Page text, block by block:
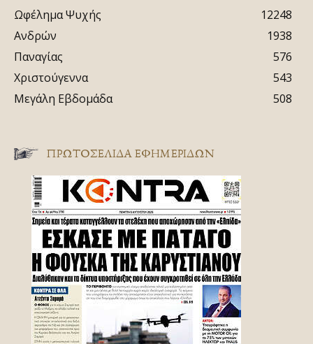
Ωφέλημα Ψυχής
12248
Ανδρών
1938
Παναγίας
576
Χριστούγεννα
543
Μεγάλη Εβδομάδα
508
ΠΡΩΤΟΣΈΛΙΔΑ ΕΦΗΜΕΡΊΔΩΝ